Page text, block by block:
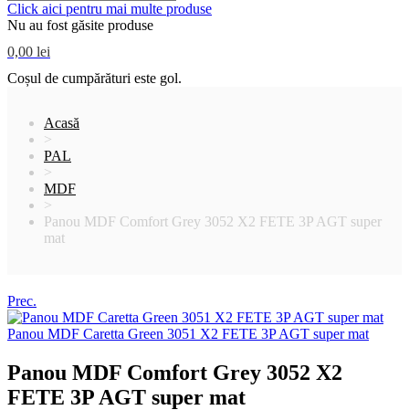
Click aici pentru mai multe produse
Nu au fost găsite produse
0,00 lei
Coșul de cumpărături este gol.
Acasă
>
PAL
>
MDF
>
Panou MDF Comfort Grey 3052 X2 FETE 3P AGT super
mat
Prec.
Panou MDF Caretta Green 3051 X2 FETE 3P AGT super mat
Panou MDF Comfort Grey 3052 X2
FETE 3P AGT super mat